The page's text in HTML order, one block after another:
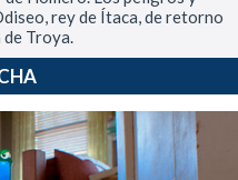
rey de Ítaca, de retorno
de Troya.